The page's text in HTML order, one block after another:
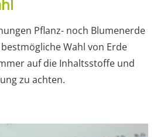
Pflanz- noch Blumenerde
Wahl von Erde
auf die Inhaltsstoffe und
zu achten.